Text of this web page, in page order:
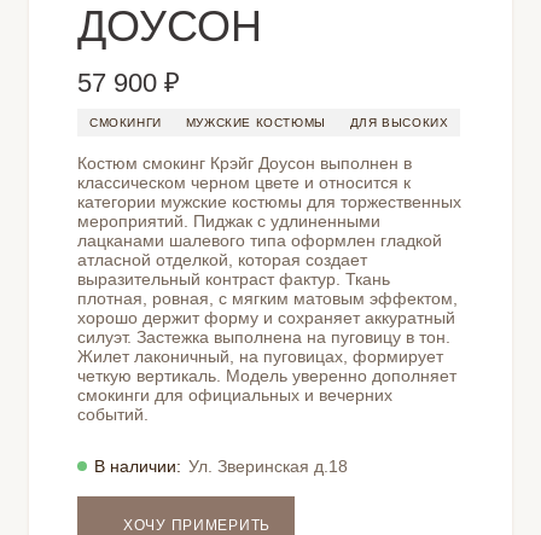
ДОУСОН
57 900 ₽
СМОКИНГИ МУЖСКИЕ КОСТЮМЫ ДЛЯ ВЫСОКИХ
Костюм смокинг Крэйг Доусон выполнен в
классическом черном цвете и относится к
категории мужские костюмы для торжественных
мероприятий. Пиджак с удлиненными
лацканами шалевого типа оформлен гладкой
атласной отделкой, которая создает
выразительный контраст фактур. Ткань
плотная, ровная, с мягким матовым эффектом,
хорошо держит форму и сохраняет аккуратный
силуэт. Застежка выполнена на пуговицу в тон.
Жилет лаконичный, на пуговицах, формирует
четкую вертикаль. Модель уверенно дополняет
смокинги для официальных и вечерних
событий.
В наличии: Ул. Зверинская д.18
ХОЧУ ПРИМЕРИТЬ